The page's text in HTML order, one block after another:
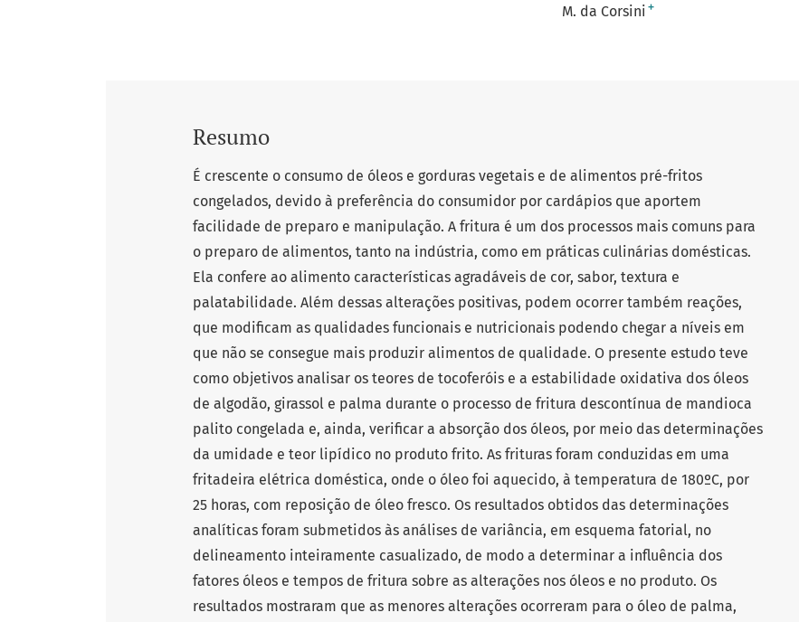
M. da Corsini +
Resumo
É crescente o consumo de óleos e gorduras vegetais e de alimentos pré-fritos
congelados, devido à preferência do consumidor por cardápios que aportem
facilidade de preparo e manipulação. A fritura é um dos processos mais comuns para
o preparo de alimentos, tanto na indústria, como em práticas culinárias domésticas.
Ela confere ao alimento características agradáveis de cor, sabor, textura e
palatabilidade. Além dessas alterações positivas, podem ocorrer também reações,
que modificam as qualidades funcionais e nutricionais podendo chegar a níveis em
que não se consegue mais produzir alimentos de qualidade. O presente estudo teve
como objetivos analisar os teores de tocoferóis e a estabilidade oxidativa dos óleos
de algodão, girassol e palma durante o processo de fritura descontínua de mandioca
palito congelada e, ainda, verificar a absorção dos óleos, por meio das determinações
da umidade e teor lipídico no produto frito. As frituras foram conduzidas em uma
fritadeira elétrica doméstica, onde o óleo foi aquecido, à temperatura de 180ºC, por
25 horas, com reposição de óleo fresco. Os resultados obtidos das determinações
analíticas foram submetidos às análises de variância, em esquema fatorial, no
delineamento inteiramente casualizado, de modo a determinar a influência dos
fatores óleos e tempos de fritura sobre as alterações nos óleos e no produto. Os
resultados mostraram que as menores alterações ocorreram para o óleo de palma,